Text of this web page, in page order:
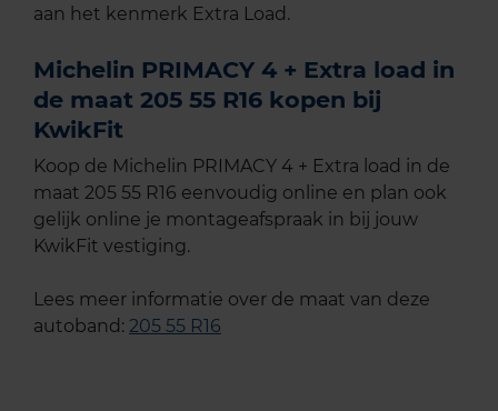
aan het kenmerk Extra Load.
Michelin PRIMACY 4 + Extra load in
de maat 205 55 R16 kopen bij
KwikFit
Koop de Michelin PRIMACY 4 + Extra load in de
maat 205 55 R16 eenvoudig online en plan ook
gelijk online je montageafspraak in bij jouw
KwikFit vestiging.
Lees meer informatie over de maat van deze
autoband: 205 55 R16